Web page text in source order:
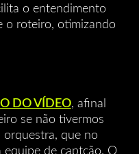
o entendimento
o roteiro, otimizando
DO VÍDEO, afinal
se não tivermos
orquestra, que no
equipe de captção. O